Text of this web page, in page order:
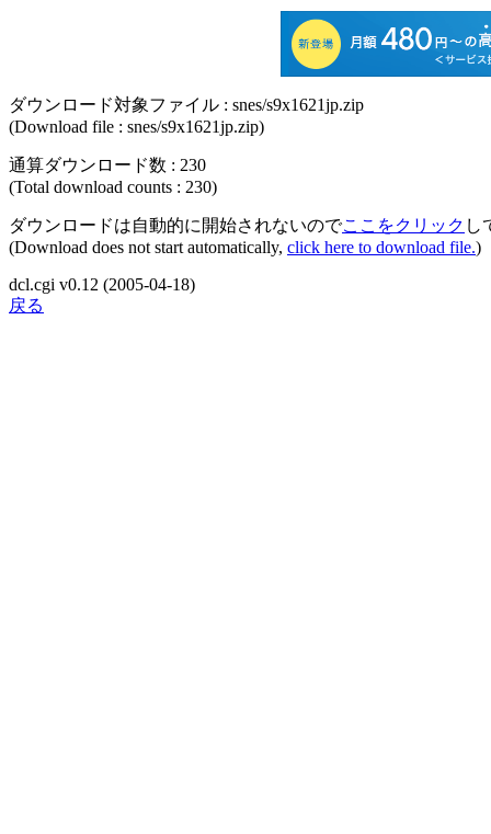
ダウンロード対象ファイル : snes/s9x1621jp.zip
(Download file : snes/s9x1621jp.zip)
通算ダウンロード数 : 230
(Total download counts : 230)
ダウンロードは自動的に開始されないのでここをクリック し
(Download does not start automatically, click here to download file.)
dcl.cgi v0.12 (2005-04-18)
戻る